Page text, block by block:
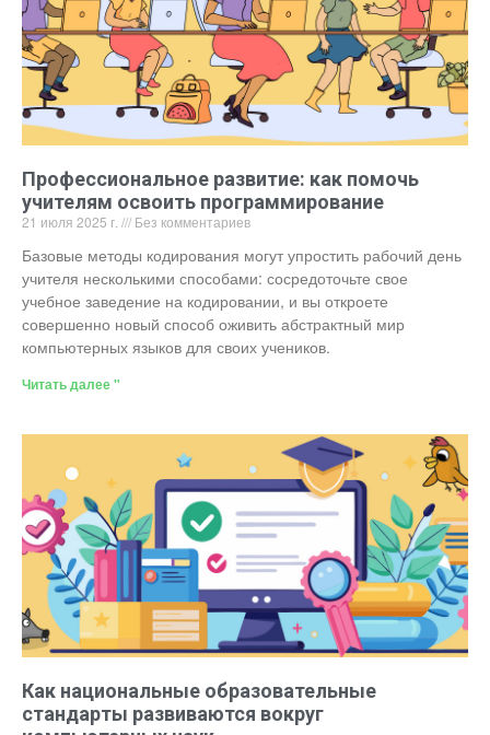
Профессиональное развитие: как помочь
учителям освоить программирование
21 июля 2025 г. Без комментариев
Базовые методы кодирования могут упростить рабочий день
учителя несколькими способами: сосредоточьте свое
учебное заведение на кодировании, и вы откроете
совершенно новый способ оживить абстрактный мир
компьютерных языков для своих учеников.
Читать далее "
Как национальные образовательные
стандарты развиваются вокруг